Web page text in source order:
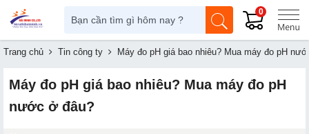
0
Trang chủ Tin công ty Máy đo pH giá bao nhiêu? Mua máy đo pH
Máy đo pH giá bao nhiêu? Mua máy đo pH
nước ở đâu?